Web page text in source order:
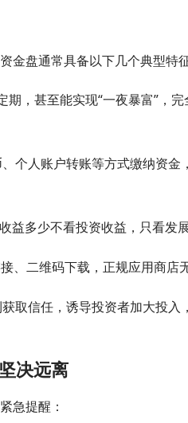
盘通常具备以下几个典型特
期，甚至能实现“一夜暴富”，
个人账户转账等方式缴纳资金
益多少不看投资收益，只看发
、二维码下载，正规应用商店
取信任，诱导投资者加大投入
决远离
急提醒：